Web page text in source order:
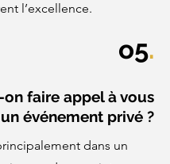
l’excellence.
o5.
on faire appel à vous
événement privé ?
dans un